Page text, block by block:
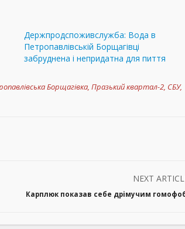
Держпродспоживслужба: Вода в
Петропавлівській Борщагівці
забруднена і непридатна для пиття
Борщагівка, Празький квартал-2, СБУ,
NEXT
Карплюк показав себе дрімучим